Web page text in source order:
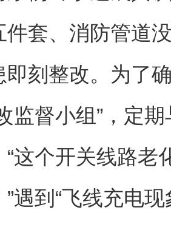
件套、消防管道
即刻整改。为了
监督小组”，定
“这个开关线路老
”遇到“飞线充电